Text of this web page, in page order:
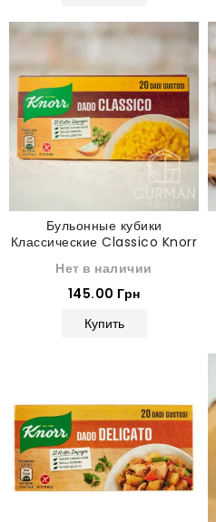
Бульонные кубики
Классические Classico Knorr
Нет в наличии
145.00 Грн
Купить